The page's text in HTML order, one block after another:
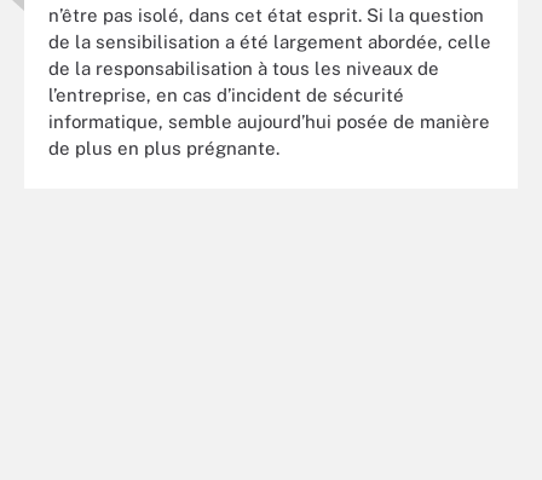
n’être pas isolé, dans cet état esprit. Si la question
de la sensibilisation a été largement abordée, celle
de la responsabilisation à tous les niveaux de
l’entreprise, en cas d’incident de sécurité
informatique, semble aujourd’hui posée de manière
de plus en plus prégnante.